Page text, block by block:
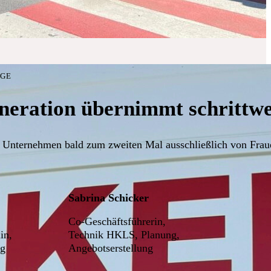
übernimmt
bald zum zweiten Mal ausschließlich von
Sabrina Schicker
Co-Geschäftsführerin,
Technik HKLS, Planung,
Angebotserstellung